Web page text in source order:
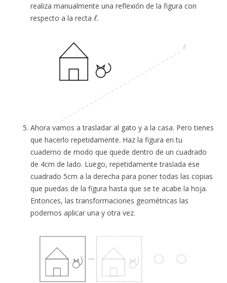
realiza manualmente una reflexión de la figura con
respecto a la recta
ℓ
.
Ahora vamos a trasladar al gato y a la casa. Pero tienes
que hacerlo repetidamente. Haz la figura en tu
cuaderno de modo que quede dentro de un cuadrado
de 4cm de lado. Luego, repetidamente traslada ese
cuadrado 5cm a la derecha para poner todas las copias
que puedas de la figura hasta que se te acabe la hoja.
Entonces, las transformaciones geométricas las
podemos aplicar una y otra vez.